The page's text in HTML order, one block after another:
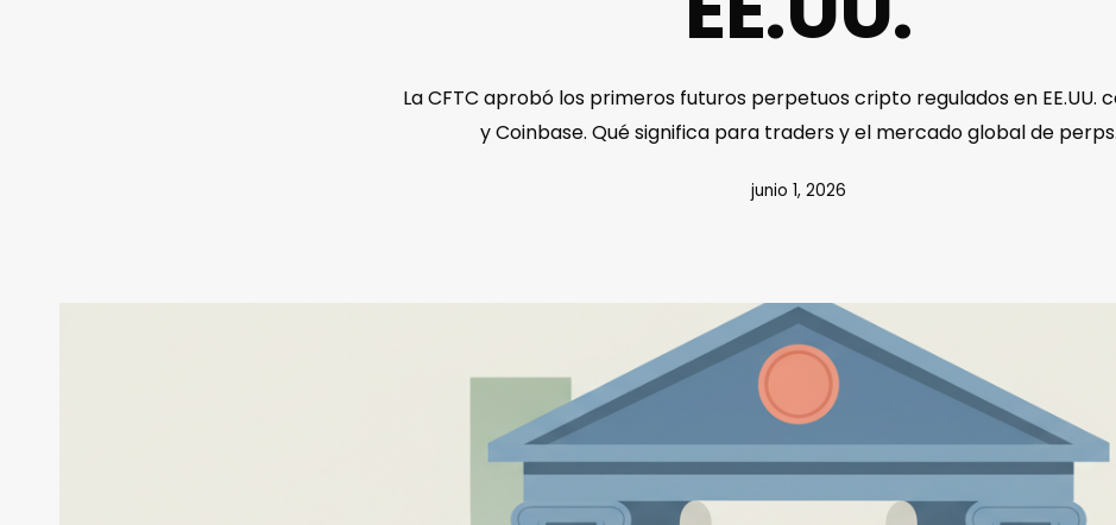
La CFTC aprobó los primeros futuros perpetuos cripto regulados en EE.UU.
y Coinbase. Qué significa para traders y el mercado global de perps.
junio 1, 2026